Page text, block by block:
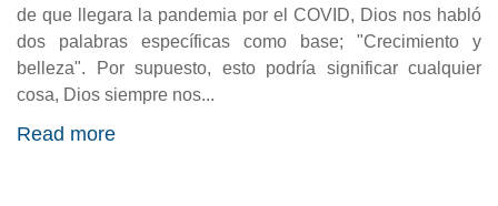
de que llegara la pandemia por el COVID, Dios nos habló
dos palabras específicas como base; "Crecimiento y
belleza". Por supuesto, esto podría significar cualquier
cosa, Dios siempre nos...
Read more